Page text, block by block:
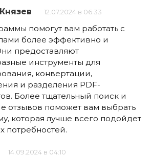
12.07.2024 в 06:33
помогут вам работать с
более эффективно и
предоставляют
инструменты для
конвертации,
и разделения PDF-
Более тщательный поиск и
отзывов поможет вам выбрать
которая лучше всего подойдет
потребностей.
14.09.2024 в 04:10